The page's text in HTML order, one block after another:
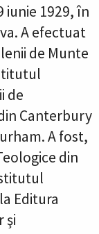
iunie 1929, în
A efectuat
de Munte
de
Canterbury
A fost,
din
Editura
şi